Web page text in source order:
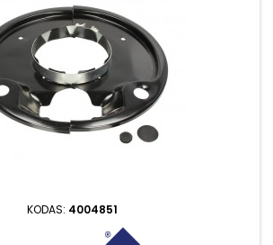
KODAS: 4004851